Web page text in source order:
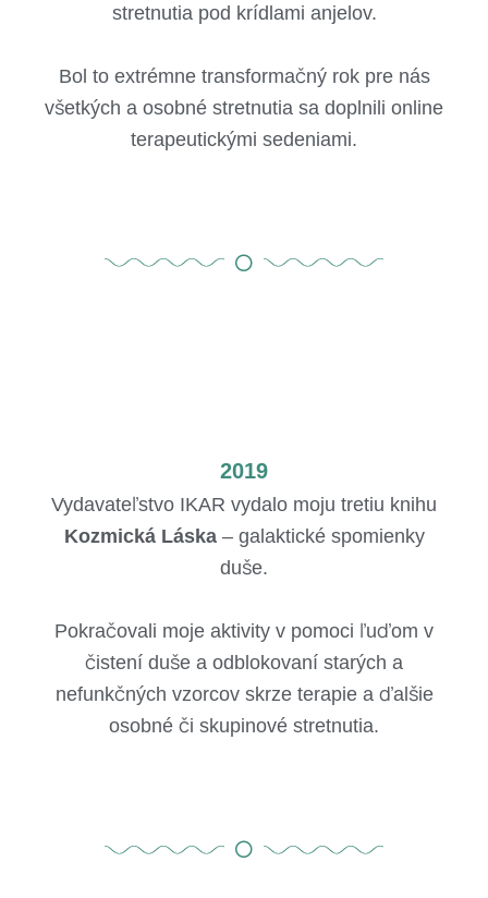
stretnutia pod krídlami anjelov.
Bol to extrémne transformačný rok pre nás
všetkých a osobné stretnutia sa doplnili online
terapeutickými sedeniami.
2019
Vydavateľstvo IKAR vydalo moju tretiu knihu
Kozmická Láska– galaktické spomienky
duše.
Pokračovali moje aktivity v pomoci ľuďom v
čistení duše a odblokovaní starých a
nefunkčných vzorcov skrze terapie a ďalšie
osobné či skupinové stretnutia.